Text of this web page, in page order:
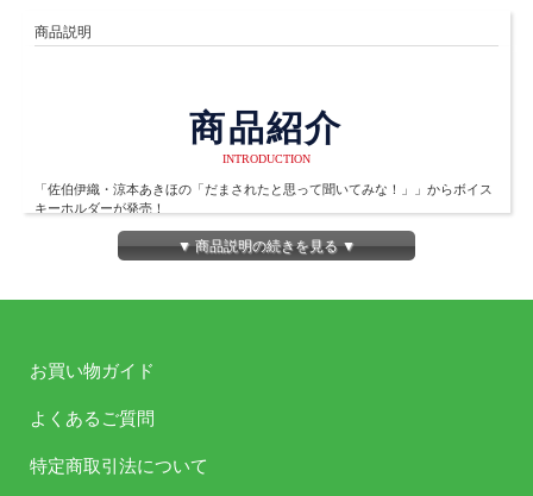
商品説明
商品紹介
INTRODUCTION
「佐伯伊織・涼本あきほの「だまされたと思って聞いてみな！」」からボイス
キーホルダーが発売！
２人の手形が入ったメモリアルなデザインになっています。
ボイスは全17種収録と大ボリューム！
▼ 商品説明の続きを見る ▼
お買い物ガイド
よくあるご質問
特定商取引法について